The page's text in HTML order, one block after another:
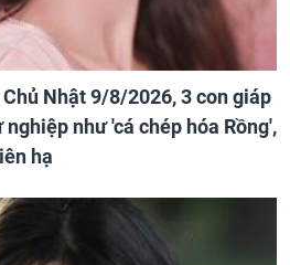
Nhật 9/8/2026, 3 con giáp
như 'cá chép hóa Rồng',
hạ